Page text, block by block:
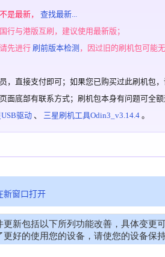
是最新，查找最新...
行与港版互刷，建议使用最新版；
先进行 刷前版本检测 ，因过旧的刷机包可能
，直接支付即可；如果您已购买过此刷机包
面底部有联系方式；刷机包本身有问题可全额
驱动 、 三星刷机工具Odin3_v3.14.4 。
新窗口打开